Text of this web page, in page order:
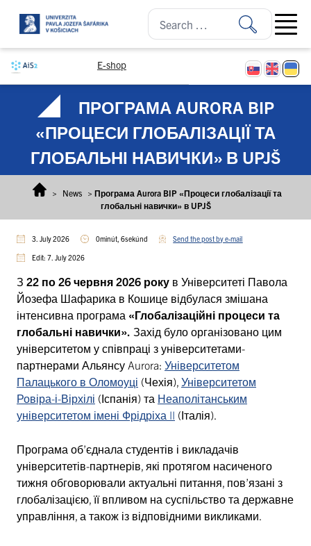
E-shop
Open
ПРОГРАМА AURORA BIP
«ПРОЦЕСИ ГЛОБАЛІЗАЦІЇ ТА
ГЛОБАЛЬНІ НАВИЧКИ» В UPJŠ
> News > Програма Aurora BIP «Процеси глобалізації та
глобальні навички» в UPJŠ
3. July 2026 0minút, 6sekúnd Send the post by e-mail
Edit: 7. July 2026
З 22 по 26 червня 2026 року в Університеті Павола
Йозефа Шафарика в Кошице відбулася змішана
інтенсивна програма «Глобалізаційні процеси та
глобальні навички». Захід було організовано цим
університетом у співпраці з університетами-
партнерами Альянсу Aurora: Університетом
Палацького в Оломоуці (Чехія), Університетом
Ровіра-і-Вірхілі (Іспанія) та Неаполітанським
університетом імені Фрідріха II (Італія).
Програма об’єднала студентів і викладачів
університетів-партнерів, які протягом насиченого
тижня обговорювали актуальні питання, пов’язані з
глобалізацією, її впливом на суспільство та державне
управління, а також із відповідними викликами.